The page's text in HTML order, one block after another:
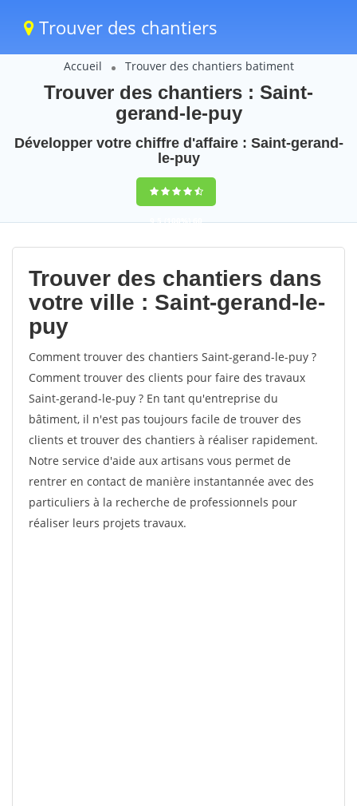
Trouver des chantiers
Accueil Trouver des chantiers batiment
Trouver des chantiers : Saint-
gerand-le-puy
Développer votre chiffre d'affaire : Saint-gerand-
le-puy
9,5(100%)60
votes
Trouver des chantiers dans
votre ville : Saint-gerand-le-
puy
Comment trouver des chantiers Saint-gerand-le-puy ?
Comment trouver des clients pour faire des travaux
Saint-gerand-le-puy ? En tant qu'entreprise du
bâtiment, il n'est pas toujours facile de trouver des
clients et trouver des chantiers à réaliser rapidement.
Notre service d'aide aux artisans vous permet de
rentrer en contact de manière instantannée avec des
particuliers à la recherche de professionnels pour
réaliser leurs projets travaux.